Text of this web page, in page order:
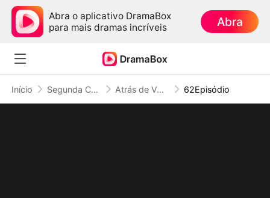
Abra o aplicativo DramaBox
para mais dramas incríveis
Abra
Início Segunda Chance no Amor Atrás de Você, Até Escuridão Floresce (Dublado) 62Episódio